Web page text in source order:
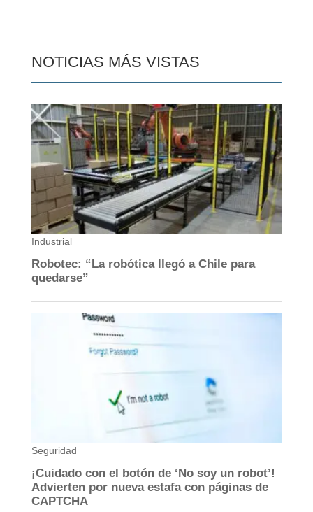
NOTICIAS MÁS VISTAS